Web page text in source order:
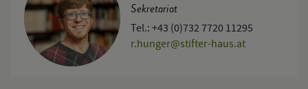
Sekretariat
Tel.: +43 (0)732 7720 11295
r.hunger@stifter-haus.at